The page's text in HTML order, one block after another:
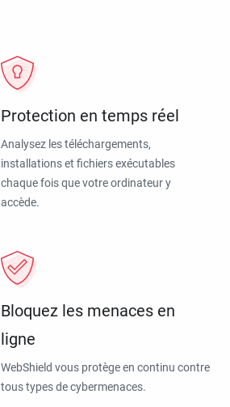
Protection en temps réel
Analysez les téléchargements,
installations et fichiers exécutables
chaque fois que votre ordinateur y
accède.
Bloquez les menaces en
ligne
WebShield vous protège en continu contre
tous types de cybermenaces.